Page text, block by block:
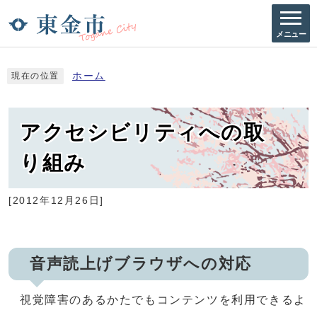
メニュー
現在の位置 ホーム
アクセシビリティへの取
り組み
[2012年12月26日]
音声読上げブラウザへの対応
視覚障害のあるかたでもコンテンツを利用できるよ